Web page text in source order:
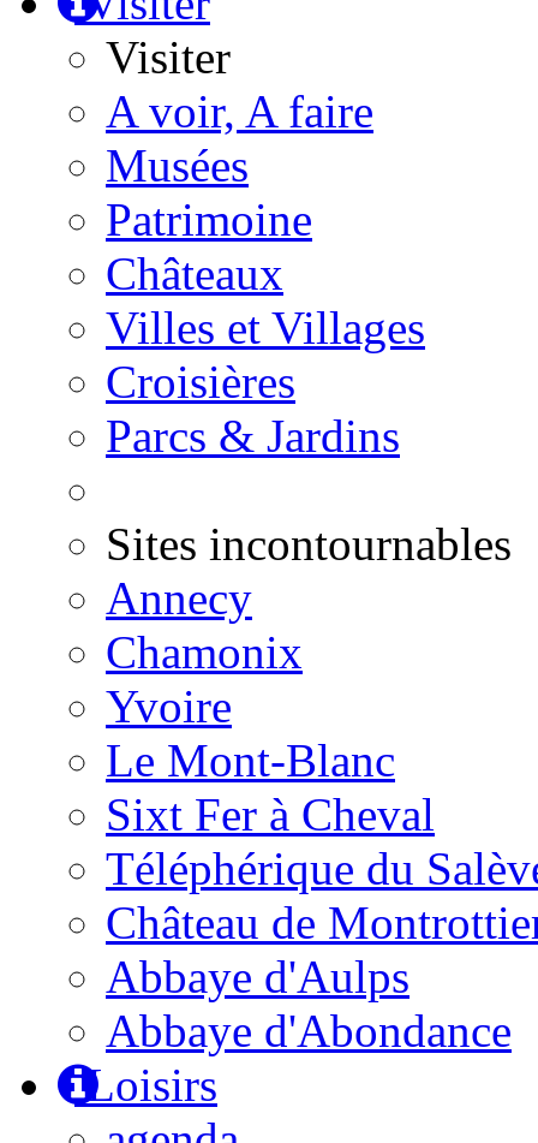
Visiter
A voir, A faire
Musées
Patrimoine
Châteaux
Villes et Villages
Croisières
Parcs & Jardins
Sites incontournables
Annecy
Chamonix
Yvoire
Le Mont-Blanc
Sixt Fer à Cheval
Téléphérique du
Château de
Abbaye d'Aulps
Abbaye d'Abondance
Loisirs